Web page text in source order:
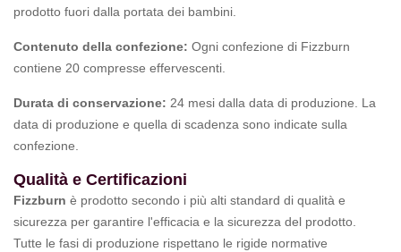
prodotto fuori dalla portata dei bambini.
Contenuto della confezione: Ogni confezione di Fizzburn
contiene 20 compresse effervescenti.
Durata di conservazione: 24 mesi dalla data di produzione. La
data di produzione e quella di scadenza sono indicate sulla
confezione.
Qualità e Certificazioni
Fizzburn è prodotto secondo i più alti standard di qualità e
sicurezza per garantire l'efficacia e la sicurezza del prodotto.
Tutte le fasi di produzione rispettano le rigide normative